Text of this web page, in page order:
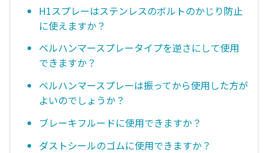
H1スプレーはステンレスのボルトのかじり防止
に使えますか？
ベルハンマースプレータイプを逆さにして使用
できますか？
ベルハンマースプレーは振ってから使用した方が
よいのでしょうか？
ブレーキフルードに使用できますか？
ダストシールのゴムに使用できますか？